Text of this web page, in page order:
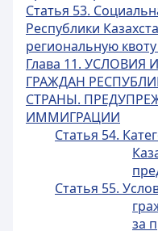
Статья 53.
Республики
региональную
Глава 11.
ГРАЖДАН
СТРАНЫ.
ИММИГРАЦИИ
Статья 54.
Статья 55.
за